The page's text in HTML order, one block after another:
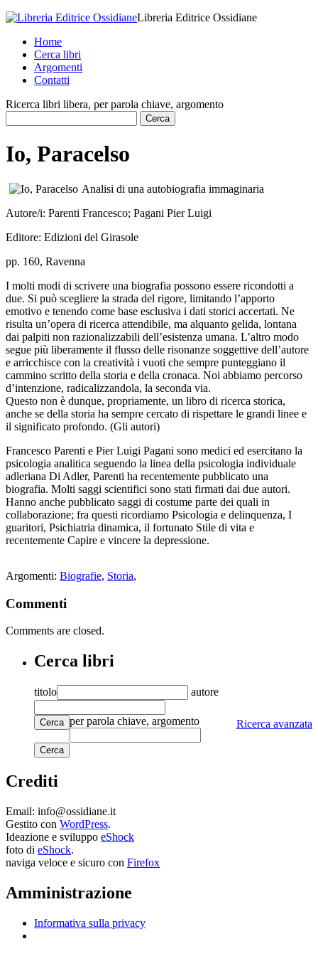
Libreria Editrice Ossidiane
Home
Cerca libri
Argomenti
Contatti
Ricerca libri libera, per parola chiave, argomento
Io, Paracelso
Analisi di una autobiografia immaginaria
Autore/i: Parenti Francesco; Pagani Pier Luigi
Editore: Edizioni del Girasole
pp. 160, Ravenna
I molti modi di scrivere una biografia possono essere ricondotti a
due. Si può scegliere la strada del rigore, limitando l’apporto
emotivo e tenendo come base esclusiva i dati storici accertati. Ne
risulta un’opera di ricerca attendibile, ma alquanto gelida, lontana
dai palpiti non razionalizzabili dell’esistenza umana. L’altro modo
segue più liberamente il flusso delle risonanze soggettive dell’autore
e arricchisce con la creatività i vuoti che sempre punteggiano il
cammino scritto della storia e della cronaca. Noi abbiamo percorso
d’intenzione, radicalizzandola, la seconda via.
Questo non è dunque, propriamente, un libro di ricerca storica,
anche se della storia ha sempre cercato di rispettare le grandi linee e
il significato profondo. (Gli autori)
Francesco Parenti e Pier Luigi Pagani sono medici ed esercitano la
psicologia analitica seguendo la linea della psicologia individuale
adleriana Di Adler, Parenti ha recentemente pubblicato una
biografia. Molti saggi scientifici sono stati firmati dai due autori.
Hanno anche pubblicato saggi di costume parte dei quali in
collaborazione; fra questi ricordiamo Psicologia e delinquenza, I
guaritori, Psichiatria dinamica, il fortunato Stile di vita e
recentemente Capire e vincere la depressione.
Argomenti: Biografie, Storia,
Commenti
Comments are closed.
Cerca libri
titolo autore
Cerca Ricerca avanzata
per parola chiave, argomento
Crediti
Email: info@ossidiane.it
Gestito con WordPress.
Ideazione e sviluppo eShock
foto di eShock.
naviga veloce e sicuro con Firefox
Amministrazione
Informativa sulla privacy